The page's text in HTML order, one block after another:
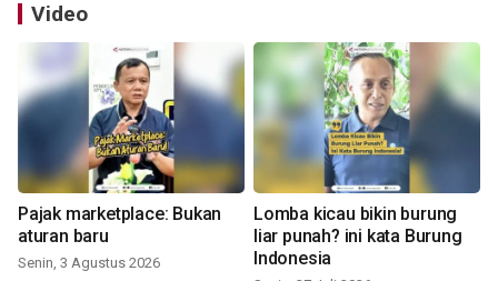
Video
Pajak marketplace: Bukan
aturan baru
Senin, 3 Agustus 2026
Lomba kicau bikin burung
liar punah? ini kata Burung
Indonesia